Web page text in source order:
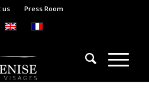
us Press Room